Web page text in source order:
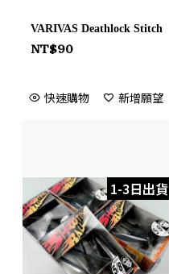
VARIVAS Deathlock Stitch
NT$90
快速購物 新增願望
1-3日出貨